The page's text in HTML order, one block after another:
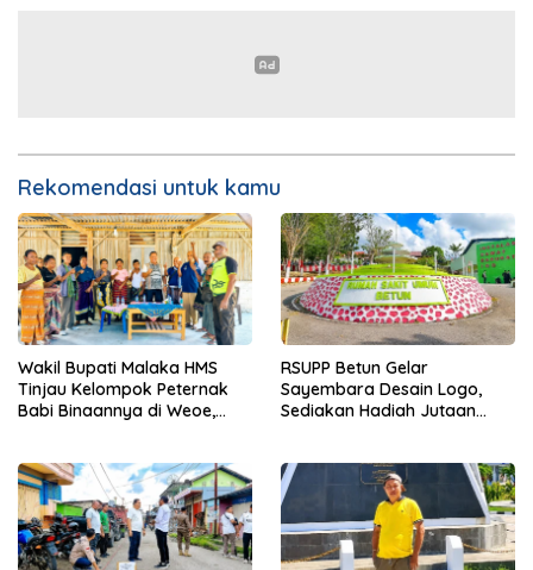
Rekomendasi untuk kamu
Wakil Bupati Malaka HMS
Tinjau Kelompok Peternak
Babi Binaannya di Weoe,
RSUPP Betun Gelar
Sayembara Desain Logo,
Sediakan Hadiah Jutaan